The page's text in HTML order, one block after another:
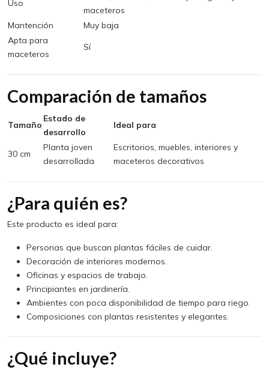
Uso
maceteros
Mantención
Muy baja
Apta para
maceteros
Sí
Comparación de tamaños
Tamaño
Estado de
desarrollo
Ideal para
30 cm
Planta joven
desarrollada
Escritorios, muebles, interiores y
maceteros decorativos
¿Para quién es?
Este producto es ideal para:
Personas que buscan plantas fáciles de cuidar.
Decoración de interiores modernos.
Oficinas y espacios de trabajo.
Principiantes en jardinería.
Ambientes con poca disponibilidad de tiempo para riego.
Composiciones con plantas resistentes y elegantes.
¿Qué incluye?